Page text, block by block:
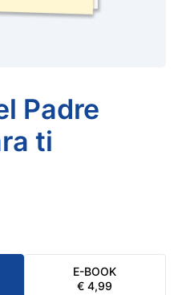
Padre
ti
E-BOOK
€ 4,99